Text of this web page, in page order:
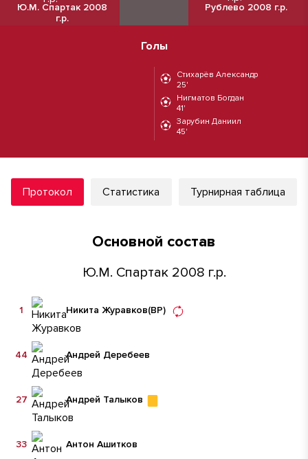
Ю.М. Спартак 2008
г.р.
Рублево 2008 г.р.
Голы
Стихарёв Александр
25'
Нигматов Богдан
41'
Зарубин Даниил
45'
Протокол Статистика Турнирная таблица
Основной состав
Ю.М. Спартак 2008 г.р.
Никита Журавков(ВР)
1
Андрей Деребеев
44
Андрей Талыков
27
Антон Ашитков
33